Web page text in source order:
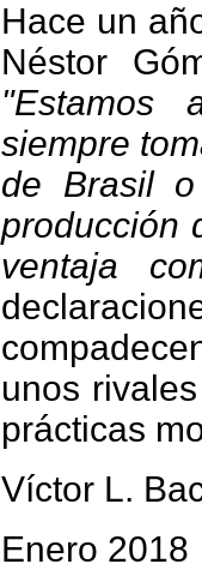
Hace un
Néstor
"Estamos
siempre
de Brasil
producción
ventaja
unos
prácticas
Víctor L.
Enero 2018